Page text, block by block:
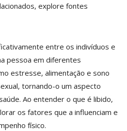
explore fontes
entre os indivíduos e
pessoa em diferentes
estresse, alimentação e sono
tornando-o um aspecto
Ao entender o que é libido,
os fatores que a influenciam e
físico.